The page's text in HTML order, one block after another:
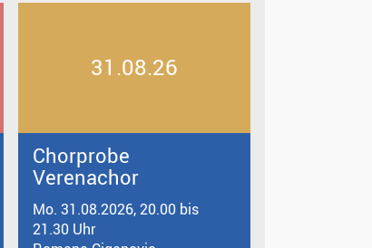
31.08.26
Chorprobe
Verenachor
Mo. 31.08.2026, 20.00 bis
21.30 Uhr